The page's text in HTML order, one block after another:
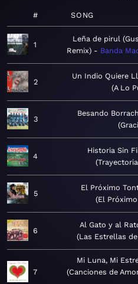
# SONG
1
Leña de pirul
Remix)
Banda
2
Un Indio Quiere
A Lo
3
Besando
4
Historia Sin
5
El Próximo
El
6
Al Gato y al
Las Estrellas
7
Mi Luna, Mi
Canciones de